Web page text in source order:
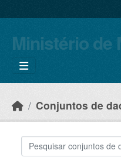
Ministério de
Conjuntos de